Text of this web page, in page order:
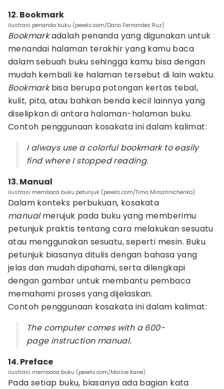
12. Bookmark
ilustrasi penanda buku (pexels.com/Dario Fernandez Ruz)
Bookmarkadalah penanda yang digunakan untuk
menandai halaman terakhir yang kamu baca
dalam sebuah buku sehingga kamu bisa dengan
mudah kembali ke halaman tersebut di lain waktu.
Bookmarkbisa berupa potongan kertas tebal,
kulit, pita, atau bahkan benda kecil lainnya yang
diselipkan di antara halaman-halaman buku.
Contoh penggunaan kosakata ini dalam kalimat:
I always use a colorful bookmark to easily
find where I stopped reading.
13. Manual
ilustrasi membaca buku petunjuk (pexels.com/Tima Miroshnichenko)
Dalam konteks perbukuan, kosakata
manualmerujuk pada buku yang memberimu
petunjuk praktis tentang cara melakukan sesuatu
atau menggunakan sesuatu, seperti mesin. Buku
petunjuk biasanya ditulis dengan bahasa yang
jelas dan mudah dipahami, serta dilengkapi
dengan gambar untuk membantu pembaca
memahami proses yang dijelaskan.
Contoh penggunaan kosakata ini dalam kalimat:
The computer comes with a 600-
page instruction manual.
14. Preface
ilustrasi membaca buku (pexels.com/Maisie Kane)
Pada setiap buku, biasanya ada bagian kata